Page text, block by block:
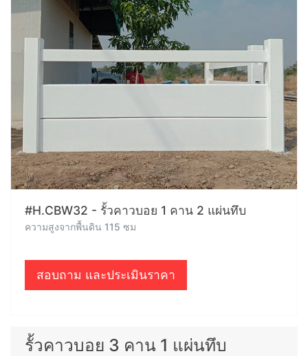
#H.CBW32 - รั้วคาวบอย 1 คาน 2 แผ่นทึบ
ความสูงจากพื้นดิน 115 ซม
สอบถาม และประเมินราคา
รั้วคาวบอย 3 คาน 1 แผ่นทึบ